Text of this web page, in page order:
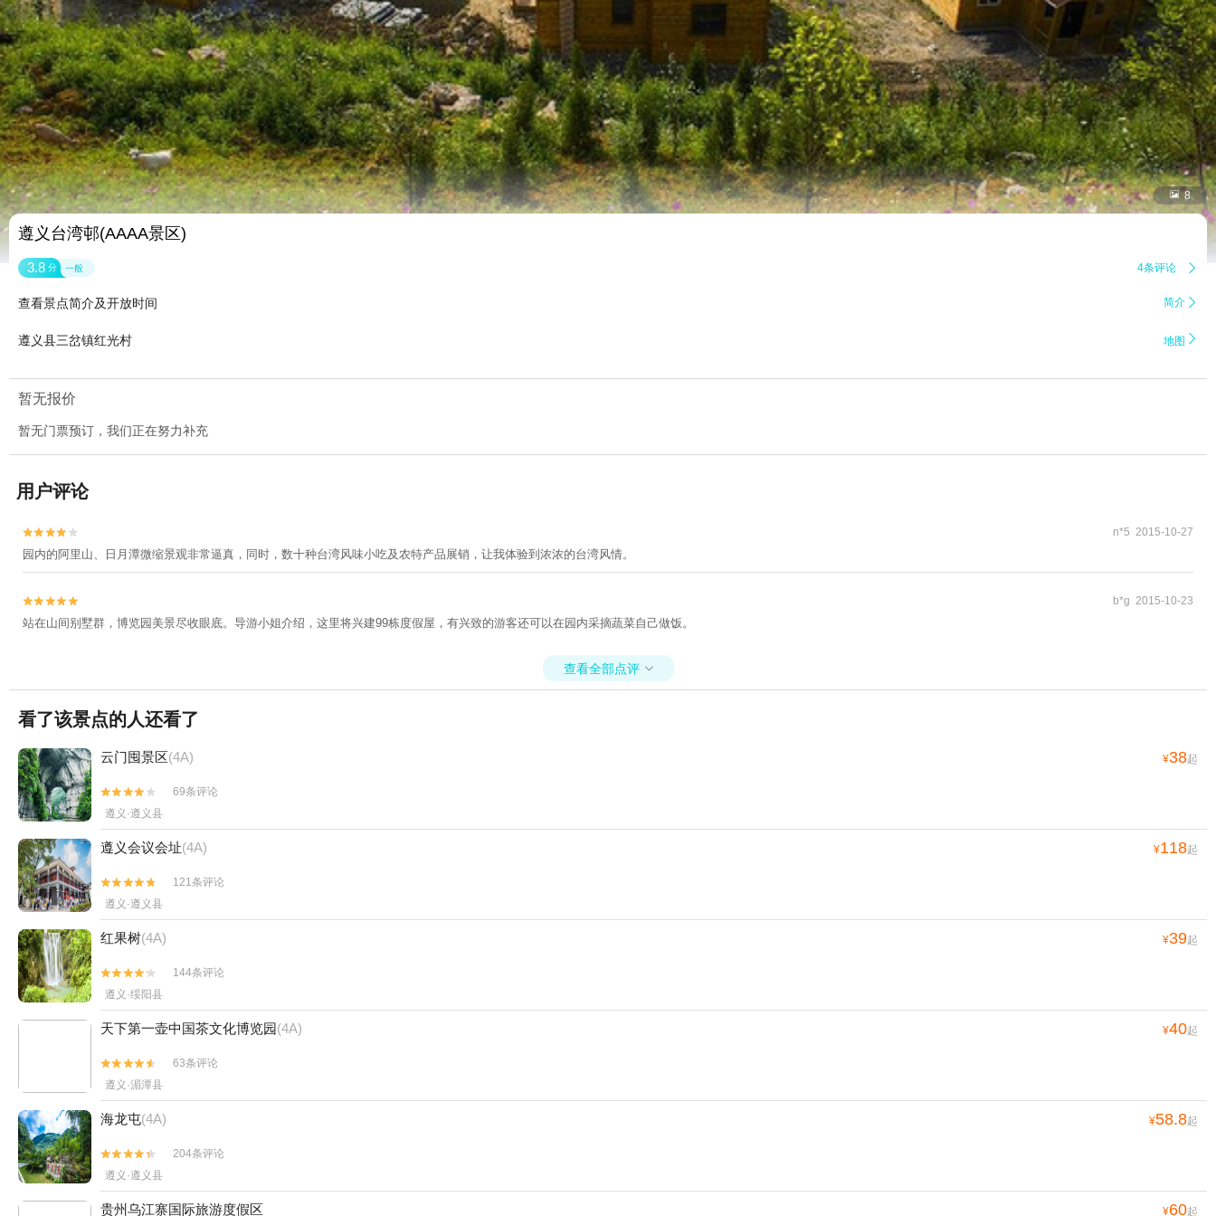
 8
遵义台湾邨(AAAA景区)
3.8 分 一般 4条评论 
查看景点简介及开放时间 简介 
遵义县三岔镇红光村 地图 
暂无报价
暂无门票预订，我们正在努力补充
用户评论

 n*5 2015-10-27
园内的阿里山、日月潭微缩景观非常逼真，同时，数十种台湾风味小吃及农特产品展销，让我体验到浓浓的台湾风情。

 b*g 2015-10-23
站在山间别墅群，博览园美景尽收眼底。导游小姐介绍，这里将兴建99栋度假屋，有兴致的游客还可以在园内采摘蔬菜自己做饭。
查看全部点评 
看了该景点的人还看了
云门囤景区(4A) ¥38起


69条评论
遵义·遵义县
遵义会议会址(4A) ¥118起


121条评论
遵义·遵义县
红果树(4A) ¥39起


144条评论
遵义·绥阳县
天下第一壶中国茶文化博览园(4A) ¥40起


63条评论
遵义·湄潭县
海龙屯(4A) ¥58.8起


204条评论
遵义·遵义县
贵州乌江寨国际旅游度假区 ¥60起